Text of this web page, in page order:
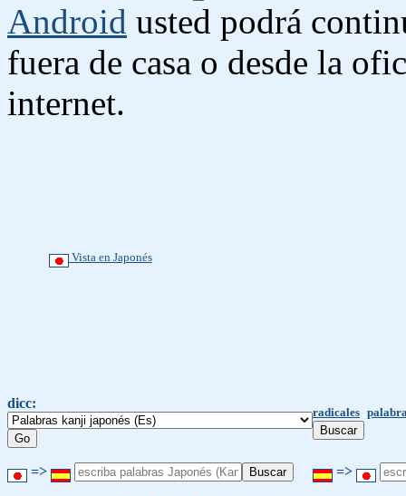
Android usted podrá
fuera de casa o desde la
internet.
Vista en Japonés
dicc:
radicales
=> =>